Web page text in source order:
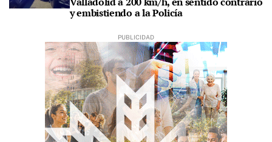
y embistiendo a la Policía